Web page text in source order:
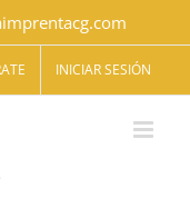
INICIAR SESIÓN